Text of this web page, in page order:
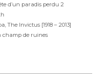
d’un paradis perdu 2
The Invictus [1918 – 2013]
champ de ruines